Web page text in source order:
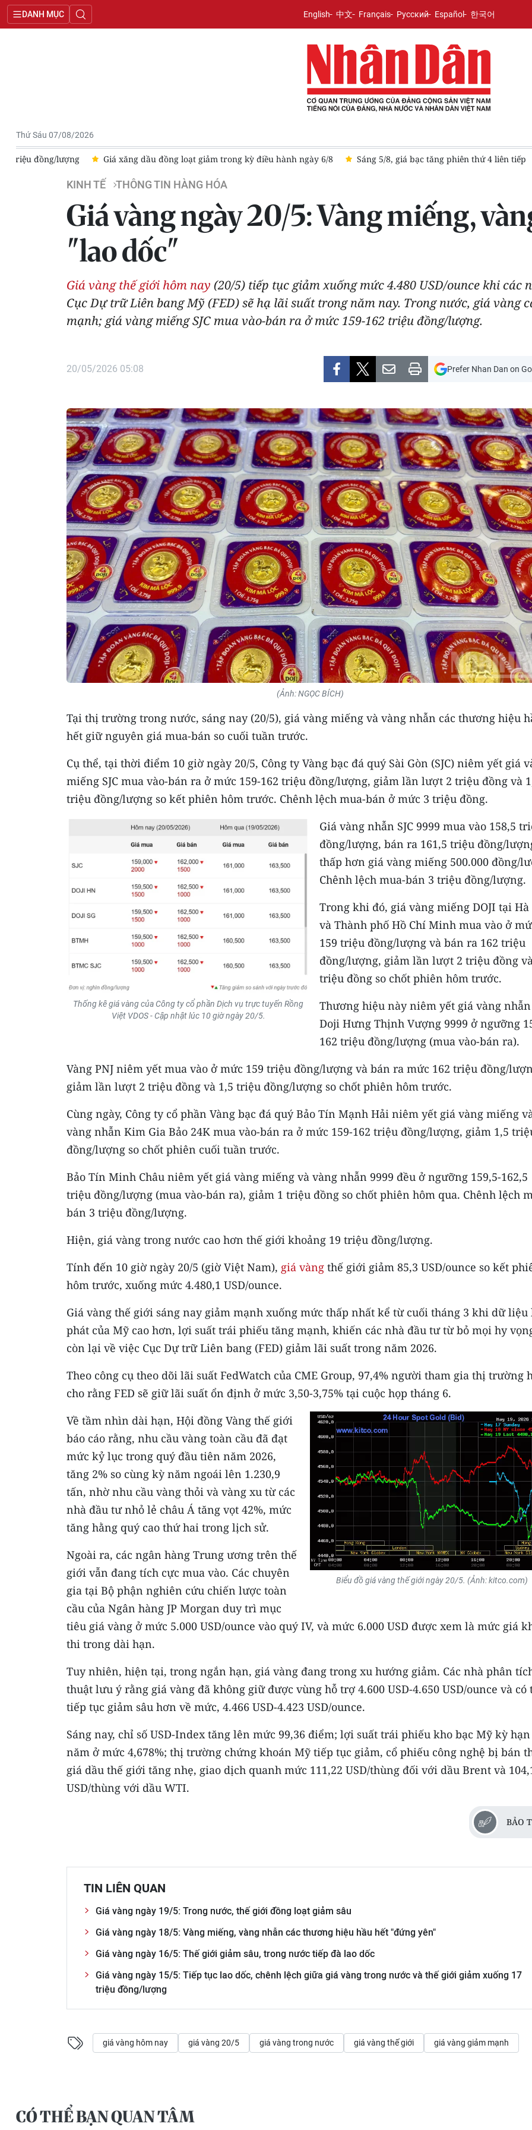
DANH MỤC English 中文 Français Русский Español 한국어
Thứ Sáu 07/08/2026
Giá xăng dầu đồng loạt giảm trong kỳ điều hành ngày 6/8 Sáng 5/8, giá bạc tăng phiên thứ 4 liên tiếp Giá vàng ngày 5/
KINH TẾ THÔNG TIN HÀNG HÓA
Giá vàng ngày 20/5: Vàng miếng,
"lao dốc"
Giá vàng thế giới hôm nay (20/5) tiếp tục giảm xuống mức 4.480 USD/ounce khi các
Cục Dự trữ Liên bang Mỹ (FED) sẽ hạ lãi suất trong năm nay. Trong nước, giá vàng
mạnh; giá vàng miếng SJC mua vào-bán ra ở mức 159-162 triệu đồng/lượng.
20/05/2026 05:08 Prefer Nhan Dan on
(Ảnh: NGỌC BÍCH)
Tại thị trường trong nước, sáng nay (20/5), giá vàng miếng và vàng nhẫn các thương hiệu
hết giữ nguyên giá mua-bán so cuối tuần trước.
Cụ thể, tại thời điểm 10 giờ ngày 20/5, Công ty Vàng bạc đá quý Sài Gòn (SJC) niêm yết giá
miếng SJC mua vào-bán ra ở mức 159-162 triệu đồng/lượng, giảm lần lượt 2 triệu đồng và
triệu đồng/lượng so kết phiên hôm trước. Chênh lệch mua-bán ở mức 3 triệu đồng.
Thống kê giá vàng của Công ty cổ phần Dịch vụ trực tuyến Rồng
Việt VDOS - Cập nhật lúc 10 giờ ngày 20/5.
Giá vàng nhẫn SJC 9999 mua vào 158,5
đồng/lượng, bán ra 161,5 triệu đồng/
thấp hơn giá vàng miếng 500.000 đồng/
Chênh lệch mua-bán 3 triệu đồng/lượng.
Trong khi đó, giá vàng miếng DOJI tại
và Thành phố Hồ Chí Minh mua vào ở
159 triệu đồng/lượng và bán ra 162 triệu
đồng/lượng, giảm lần lượt 2 triệu đồng
triệu đồng so chốt phiên hôm trước.
Thương hiệu này niêm yết giá vàng nhẫn
Doji Hưng Thịnh Vượng 9999 ở ngưỡng
162 triệu đồng/lượng (mua vào-bán ra).
Vàng PNJ niêm yết mua vào ở mức 159 triệu đồng/lượng và bán ra mức 162 triệu đồng/
giảm lần lượt 2 triệu đồng và 1,5 triệu đồng/lượng so chốt phiên hôm trước.
Cùng ngày, Công ty cổ phần Vàng bạc đá quý Bảo Tín Mạnh Hải niêm yết giá vàng miếng
vàng nhẫn Kim Gia Bảo 24K mua vào-bán ra ở mức 159-162 triệu đồng/lượng, giảm 1,5
đồng/lượng so chốt phiên cuối tuần trước.
Bảo Tín Minh Châu niêm yết giá vàng miếng và vàng nhẫn 9999 đều ở ngưỡng 159,5-162,5
triệu đồng/lượng (mua vào-bán ra), giảm 1 triệu đồng so chốt phiên hôm qua. Chênh lệch
bán 3 triệu đồng/lượng.
Hiện, giá vàng trong nước cao hơn thế giới khoảng 19 triệu đồng/lượng.
Tính đến 10 giờ ngày 20/5 (giờ Việt Nam), giá vàng thế giới giảm 85,3 USD/ounce so kết
hôm trước, xuống mức 4.480,1 USD/ounce.
Giá vàng thế giới sáng nay giảm mạnh xuống mức thấp nhất kể từ cuối tháng 3 khi dữ liệu
phát của Mỹ cao hơn, lợi suất trái phiếu tăng mạnh, khiến các nhà đầu tư từ bỏ mọi hy
còn lại về việc Cục Dự trữ Liên bang (FED) giảm lãi suất trong năm 2026.
Theo công cụ theo dõi lãi suất FedWatch của CME Group, 97,4% người tham gia thị trường
cho rằng FED sẽ giữ lãi suất ổn định ở mức 3,50-3,75% tại cuộc họp tháng 6.
Biểu đồ giá vàng thế giới ngày 20/5. (Ảnh: kitco.com)
Về tầm nhìn dài hạn, Hội đồng Vàng thế giới
báo cáo rằng, nhu cầu vàng toàn cầu đã đạt
mức kỷ lục trong quý đầu tiên năm 2026,
tăng 2% so cùng kỳ năm ngoái lên 1.230,9
tấn, nhờ nhu cầu vàng thỏi và vàng xu từ các
nhà đầu tư nhỏ lẻ châu Á tăng vọt 42%, mức
tăng hằng quý cao thứ hai trong lịch sử.
Ngoài ra, các ngân hàng Trung ương trên thế
giới vẫn đang tích cực mua vào. Các chuyên
gia tại Bộ phận nghiên cứu chiến lược toàn
cầu của Ngân hàng JP Morgan duy trì mục
tiêu giá vàng ở mức 5.000 USD/ounce vào quý IV, và mức 6.000 USD được xem là mức giá
thi trong dài hạn.
Tuy nhiên, hiện tại, trong ngắn hạn, giá vàng đang trong xu hướng giảm. Các nhà phân
thuật lưu ý rằng giá vàng đã không giữ được vùng hỗ trợ 4.600 USD-4.650 USD/ounce và có
tiếp tục giảm sâu hơn về mức, 4.466 USD-4.423 USD/ounce.
Sáng nay, chỉ số USD-Index tăng lên mức 99,36 điểm; lợi suất trái phiếu kho bạc Mỹ kỳ hạn
năm ở mức 4,678%; thị trường chứng khoán Mỹ tiếp tục giảm, cổ phiếu công nghệ bị bán
giá dầu thế giới tăng nhẹ, giao dịch quanh mức 111,22 USD/thùng đối với dầu Brent và
USD/thùng với dầu WTI.
BẢO
TIN LIÊN QUAN
Giá vàng ngày 19/5: Trong nước, thế giới đồng loạt giảm sâu
Giá vàng ngày 18/5: Vàng miếng, vàng nhẫn các thương hiệu hầu hết "đứng yên"
Giá vàng ngày 16/5: Thế giới giảm sâu, trong nước tiếp đà lao dốc
Giá vàng ngày 15/5: Tiếp tục lao dốc, chênh lệch giữa giá vàng trong nước và thế giới giảm xuống 17
triệu đồng/lượng
giá vàng hôm nay giá vàng 20/5 giá vàng trong nước giá vàng thế giới giá vàng giảm mạnh
CÓ THỂ BẠN QUAN TÂM